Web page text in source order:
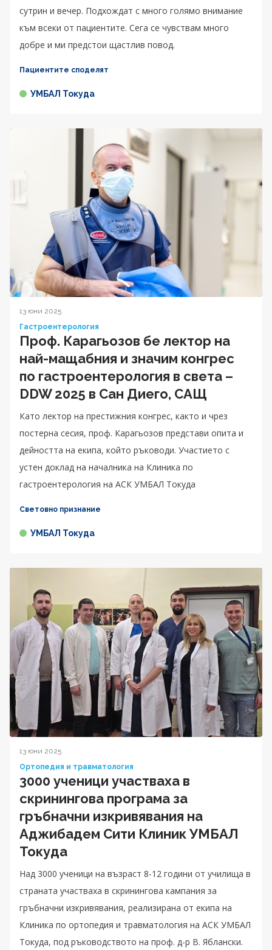
сутрин и вечер. Подхождат с много голямо внимание
към всеки от пациентите. Сега се чувствам много
добре и ми предстои щастлив повод.
Пациентите споделят
УМБАЛ Токуда
13 юни 2025
Гастроентерология
Проф. Карагьозов бе лектор на
най-мащабния и значим конгрес
по гастроентерология в света –
DDW 2025 в Сан Диего, САЩ
Като лектор на престижния конгрес, както и чрез
постерна сесия, проф. Карагьозов представи опита и
дейността на екипа, който ръководи. Участието с
устен доклад на началника на Клиника по
гастроентерология на АСК УМБАЛ Токуда
Световно признание
УМБАЛ Токуда
13 юни 2025
Ортопедия и травматология
3000 ученици участваха в
скринингова програма за
гръбначни изкривявания на
Аджибадем Сити Клиник УМБАЛ
Токуда
Над 3000 ученици на възраст 8-12 години от училища в
страната участваха в скринингова кампания за
гръбначни изкривявания, реализирана от екипа на
Клиника по ортопедия и травматология на АСК УМБАЛ
Токуда, под ръководството на проф. д-р В. Яблански.